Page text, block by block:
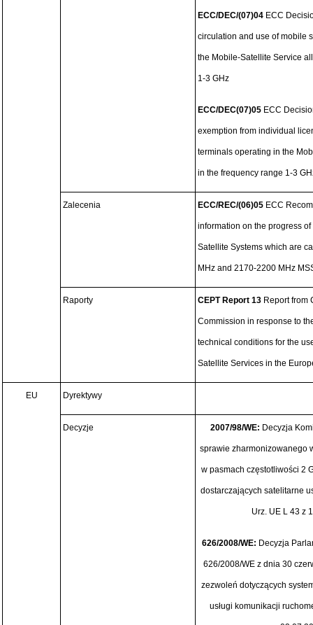
ECC/DEC/(07)04 ECC
circulation and use of mobile
the Mobile-Satellite Service
1-3 GHz
ECC/DEC(07)05 ECC
exemption from individual
terminals operating in the
in the frequency range 1-3
Zalecenia ECC/REC/(06)05 ECC
information on the progress
Satellite Systems which are
MHz and 2170-2200 MHz
Raporty CEPT Report 13 Report from
Commission in response to
technical conditions for the
Satellite Services in the
EU Dyrektywy
Decyzje 2007/98/WE: Decyzja
sprawie zharmonizowanego
w pasmach częstotliwości 2
dostarczających satelitarne
Urz. UE L 43 z
626/2008/WE: Decyzja
626/2008/WE z dnia 30
zezwoleń dotyczących
usługi komunikacji